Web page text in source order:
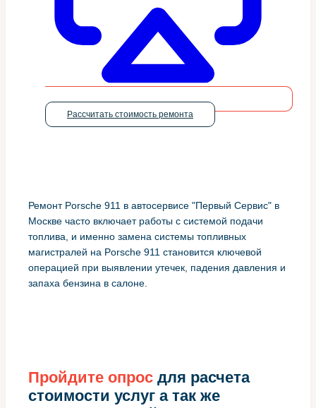
Рассчитать стоимость ремонта
Ремонт Porsche 911 в автосервисе "Первый Сервис" в
Москве часто включает работы с системой подачи
топлива, и именно замена системы топливных
магистралей на Porsche 911 становится ключевой
операцией при выявлении утечек, падения давления и
запаха бензина в салоне.
Пройдите опрос для расчета
стоимости услуг а так же